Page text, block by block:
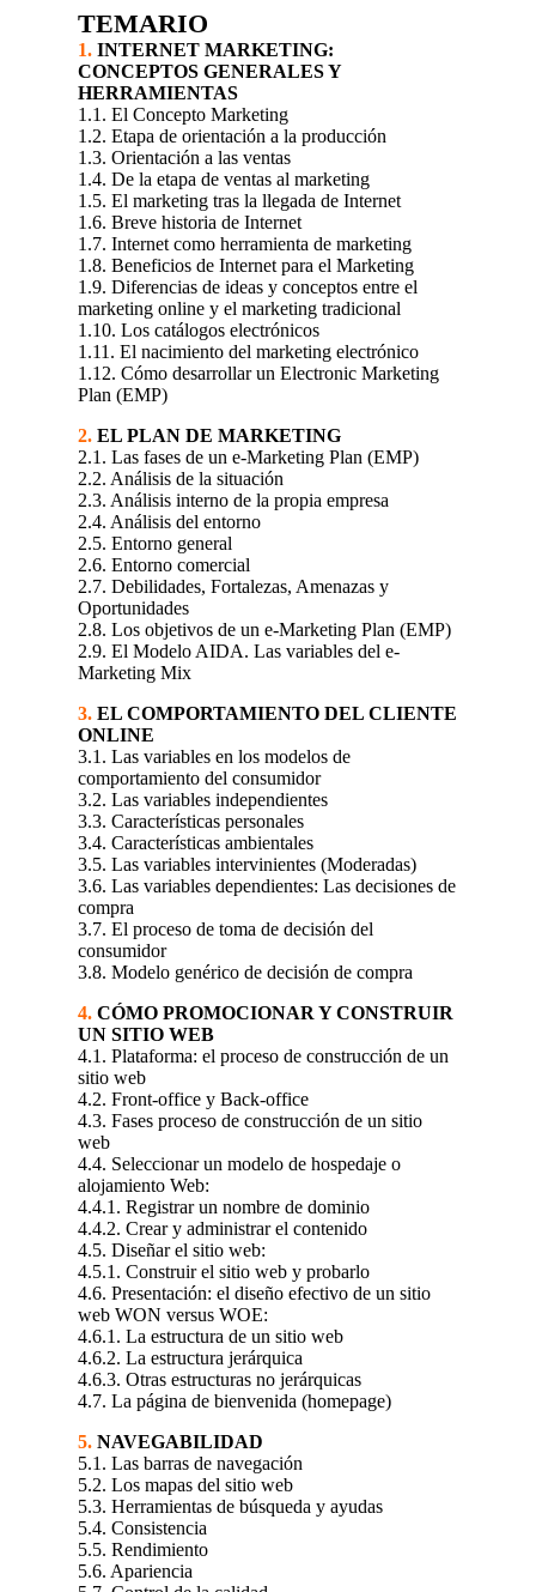
TEMARIO
1.INTERNET MARKETING:
CONCEPTOS GENERALES Y
HERRAMIENTAS
1.1. El Concepto Marketing
1.2. Etapa de orientación a la producción
1.3. Orientación a las ventas
1.4. De la etapa de ventas al marketing
1.5. El marketing tras la llegada de Internet
1.6. Breve historia de Internet
1.7. Internet como herramienta de marketing
1.8. Beneficios de Internet para el Marketing
1.9. Diferencias de ideas y conceptos entre el
marketing online y el marketing tradicional
1.10. Los catálogos electrónicos
1.11. El nacimiento del marketing electrónico
1.12. Cómo desarrollar un Electronic Marketing
Plan (EMP)
2.EL PLAN DE MARKETING
2.1. Las fases de un e-Marketing Plan (EMP)
2.2. Análisis de la situación
2.3. Análisis interno de la propia empresa
2.4. Análisis del entorno
2.5. Entorno general
2.6. Entorno comercial
2.7. Debilidades, Fortalezas, Amenazas y
Oportunidades
2.8. Los objetivos de un e-Marketing Plan (EMP)
2.9. El Modelo AIDA. Las variables del e-
Marketing Mix
3.EL COMPORTAMIENTO DEL CLIENTE
ONLINE
3.1. Las variables en los modelos de
comportamiento del consumidor
3.2. Las variables independientes
3.3. Características personales
3.4. Características ambientales
3.5. Las variables intervinientes (Moderadas)
3.6. Las variables dependientes: Las decisiones de
compra
3.7. El proceso de toma de decisión del
consumidor
3.8. Modelo genérico de decisión de compra
4.CÓMO PROMOCIONAR Y CONSTRUIR
UN SITIO WEB
4.1. Plataforma: el proceso de construcción de un
sitio web
4.2. Front-office y Back-office
4.3. Fases proceso de construcción de un sitio
web
4.4. Seleccionar un modelo de hospedaje o
alojamiento Web:
4.4.1. Registrar un nombre de dominio
4.4.2. Crear y administrar el contenido
4.5. Diseñar el sitio web:
4.5.1. Construir el sitio web y probarlo
4.6. Presentación: el diseño efectivo de un sitio
web WON versus WOE:
4.6.1. La estructura de un sitio web
4.6.2. La estructura jerárquica
4.6.3. Otras estructuras no jerárquicas
4.7. La página de bienvenida (homepage)
5.NAVEGABILIDAD
5.1. Las barras de navegación
5.2. Los mapas del sitio web
5.3. Herramientas de búsqueda y ayudas
5.4. Consistencia
5.5. Rendimiento
5.6. Apariencia